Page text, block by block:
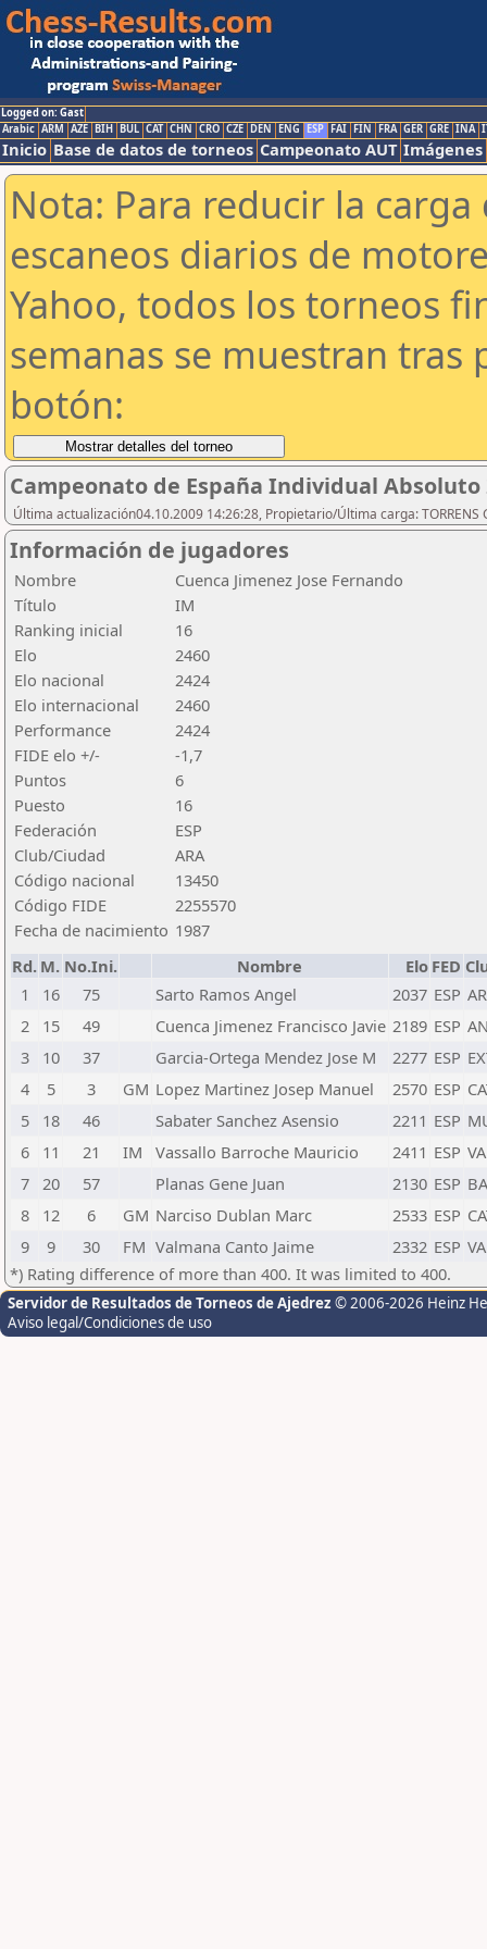
Logged on: Gast
Arabic ARM AZE BIH BUL CAT CHN CRO CZE DEN ENG ESP FAI FIN FRA GER GRE INA
Inicio Base de datos de torneos Campeonato AUT Imágenes
Nota: Para reducir la
escaneos diarios de
Yahoo, todos los torneos
semanas se muestran tras
botón:
Campeonato de España Individual Absoluto
Última actualización04.10.2009 14:26:28, Propietario/Última carga: TORRENS
Información de jugadores
Nombre
Cuenca Jimenez Jose Fernando
Título
IM
Ranking inicial
16
Elo
2460
Elo nacional
2424
Elo internacional
2460
Performance
2424
FIDE elo +/-
-1,7
Puntos
6
Puesto
16
Federación
ESP
Club/Ciudad
ARA
Código nacional
13450
Código FIDE
2255570
Fecha de nacimiento 1987
Rd. M. No.Ini. Nombre Elo FED
1
16 75 Sarto Ramos Angel 2037 ESP
2
15 49 Cuenca Jimenez Francisco Javie 2189 ESP
3
10 37 Garcia-Ortega Mendez Jose M 2277 ESP
4
5 3 GM Lopez Martinez Josep Manuel 2570 ESP
5
18 46 Sabater Sanchez Asensio 2211 ESP
6
11 21 IM Vassallo Barroche Mauricio 2411 ESP
7 20 57 Planas Gene Juan 2130 ESP
8
12 6 GM Narciso Dublan Marc 2533 ESP
9
9 30 FM Valmana Canto Jaime 2332 ESP
*) Rating difference of more than 400. It was limited to 400.
Servidor de Resultados de Torneos de Ajedrez © 2006-2026 Heinz
Aviso legal/Condiciones de uso